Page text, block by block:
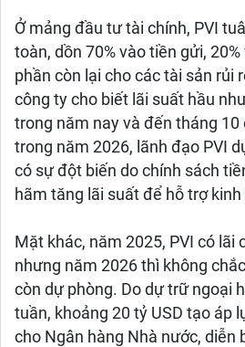
Ở mảng đầu tư tài chính, PVI
toàn, dồn 70% vào tiền gửi,
phần còn lại cho các tài sản rủi
công ty cho biết lãi suất hầu
trong năm nay và đến tháng 10
trong năm 2026, lãnh đạo PVI
có sự đột biến do chính sách
hãm tăng lãi suất để hỗ trợ
Mặt khác, năm 2025, PVI có lãi
nhưng năm 2026 thì không
còn dự phòng. Do dự trữ ngoại
tuần, khoảng 20 tỷ USD tạo áp
cho Ngân hàng Nhà nước, diễn